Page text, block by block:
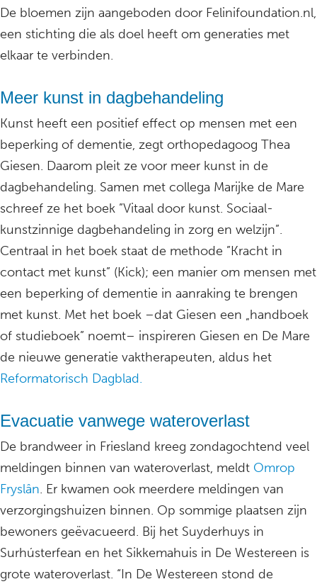
De bloemen zijn aangeboden door Felinifoundation.nl,
een stichting die als doel heeft om generaties met
elkaar te verbinden.
Meer kunst in dagbehandeling
Kunst heeft een positief effect op mensen met een
beperking of dementie, zegt orthopedagoog Thea
Giesen. Daarom pleit ze voor meer kunst in de
dagbehandeling. Samen met collega Marijke de Mare
schreef ze het boek ”Vitaal door kunst. Sociaal-
kunstzinnige dagbehandeling in zorg en welzijn”.
Centraal in het boek staat de methode ”Kracht in
contact met kunst” (Kick); een manier om mensen met
een beperking of dementie in aanraking te brengen
met kunst. Met het boek –dat Giesen een „handboek
of studieboek” noemt– inspireren Giesen en De Mare
de nieuwe generatie vaktherapeuten, aldus het
Reformatorisch Dagblad.
Evacuatie vanwege wateroverlast
De brandweer in Friesland kreeg zondagochtend veel
meldingen binnen van wateroverlast, meldt Omrop
Fryslân. Er kwamen ook meerdere meldingen van
verzorgingshuizen binnen. Op sommige plaatsen zijn
bewoners geëvacueerd. Bij het Suyderhuys in
Surhústerfean en het Sikkemahuis in De Westereen is
grote wateroverlast. “In De Westereen stond de